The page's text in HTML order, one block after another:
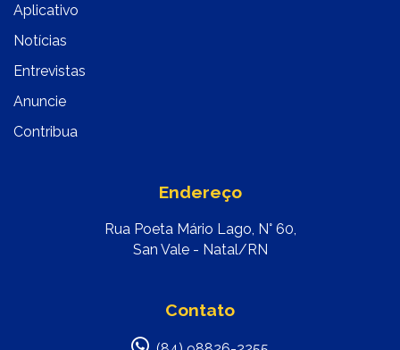
Aplicativo
Notícias
Entrevistas
Anuncie
Contribua
Endereço
Rua Poeta Mário Lago, N° 60,
San Vale - Natal/RN
Contato